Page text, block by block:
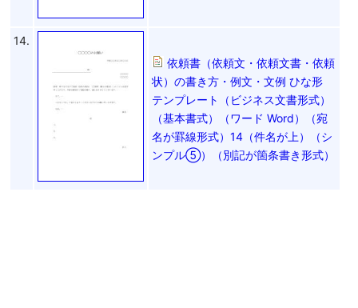
14.
依頼書（依頼文・依頼文書・依頼
状）の書き方・例文・文例 ひな形
テンプレート（ビジネス文書形式）
（基本書式）（ワード Word）（宛
名が罫線形式）14（件名が上）（シ
ンプル⑤）（別記が箇条書き形式）